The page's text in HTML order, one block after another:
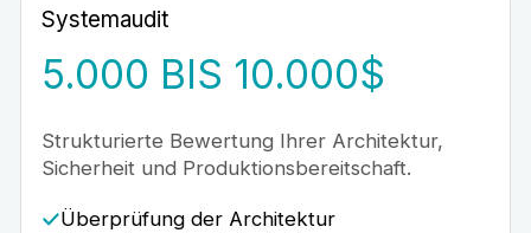
Systemaudit
5.000 BIS 10.000$
Strukturierte Bewertung Ihrer Architektur,
Sicherheit und Produktionsbereitschaft.
Überprüfung der Architektur